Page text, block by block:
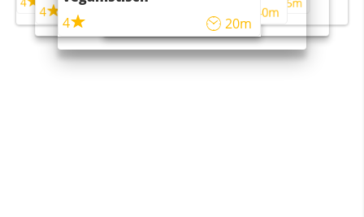
4 45m
4
20m
40m
55m